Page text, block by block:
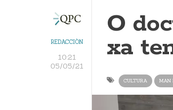
REDACCIÓN
10:21
05/05/21
O
xa
CULTURA MAN